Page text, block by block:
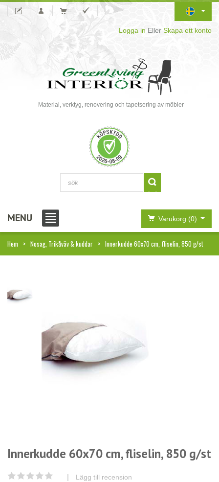
Logga in Eller Skapa ett konto
Material, verktyg, renovering och tapetsering av möbler
MENU Varukorg (0)
Hem Nosag, Trikåväv & kuddar Innerkudde 60x70 cm, fliselin, 850 g/st
Innerkudde 60x70 cm, fliselin, 850 g/st
| Lägg till recension